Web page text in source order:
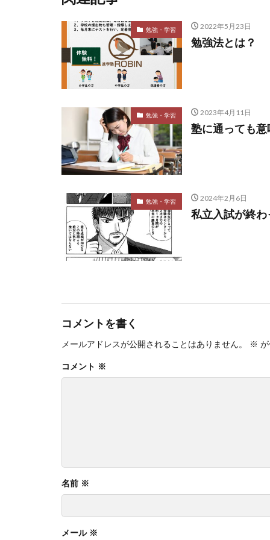
勉強・学習 2022年5月23日
勉強法とは？
勉強・学習 2023年4月11日
塾に通っても
勉強・学習 2024年2月6日
私立入試が終
コメントを書く
メールアドレスが公開されることはありません。 ※
コメント ※
名前 ※
メール ※